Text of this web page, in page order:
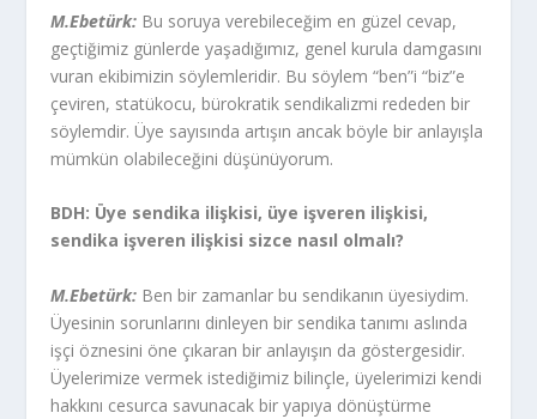
M.Ebetürk: Bu soruya verebileceğim en güzel cevap,
geçtiğimiz günlerde yaşadığımız, genel kurula damgasını
vuran ekibimizin söylemleridir. Bu söylem “ben”i “biz”e
çeviren, statükocu, bürokratik sendikalizmi rededen bir
söylemdir. Üye sayısında artışın ancak böyle bir anlayışla
mümkün olabileceğini düşünüyorum.
BDH: Üye sendika ilişkisi, üye işveren ilişkisi,
sendika işveren ilişkisi sizce nasıl olmalı?
M.Ebetürk: Ben bir zamanlar bu sendikanın üyesiydim.
Üyesinin sorunlarını dinleyen bir sendika tanımı aslında
işçi öznesini öne çıkaran bir anlayışın da göstergesidir.
Üyelerimize vermek istediğimiz bilinçle, üyelerimizi kendi
hakkını cesurca savunacak bir yapıya dönüştürme